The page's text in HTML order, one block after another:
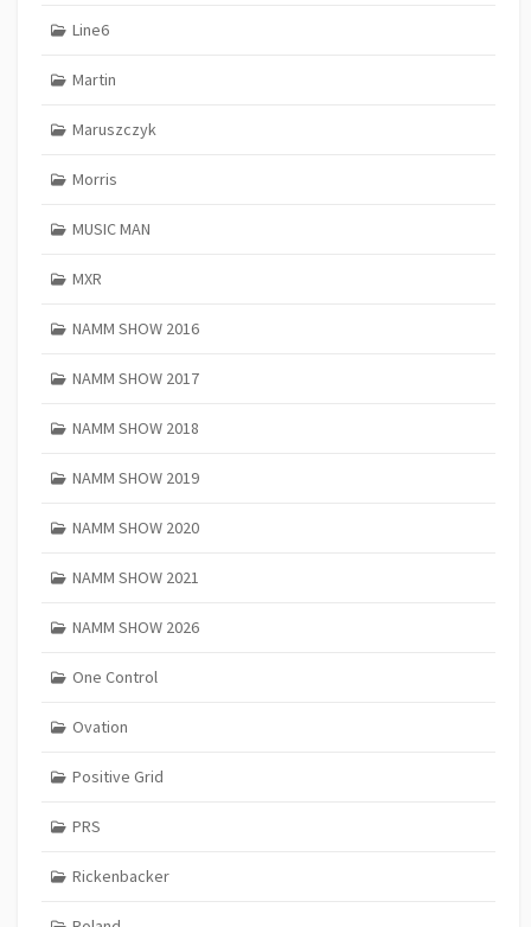
Line6
Martin
Maruszczyk
Morris
MUSIC MAN
MXR
NAMM SHOW 2016
NAMM SHOW 2017
NAMM SHOW 2018
NAMM SHOW 2019
NAMM SHOW 2020
NAMM SHOW 2021
NAMM SHOW 2026
One Control
Ovation
Positive Grid
PRS
Rickenbacker